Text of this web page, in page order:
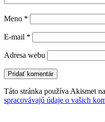
Meno *
E-mail *
Adresa webu
Táto stránka používa Akismet
spracovávajú údaje o vašich